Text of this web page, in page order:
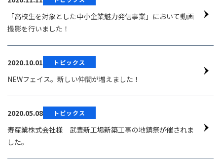
「高校生を対象とした中小企業魅力発信事業」において動画
撮影を行いました！
2020.10.01 トピックス
NEWフェイス。新しい仲間が増えました！
2020.05.08 トピックス
寿産業株式会社様 武豊新工場新築工事の地鎮祭が催されま
した。